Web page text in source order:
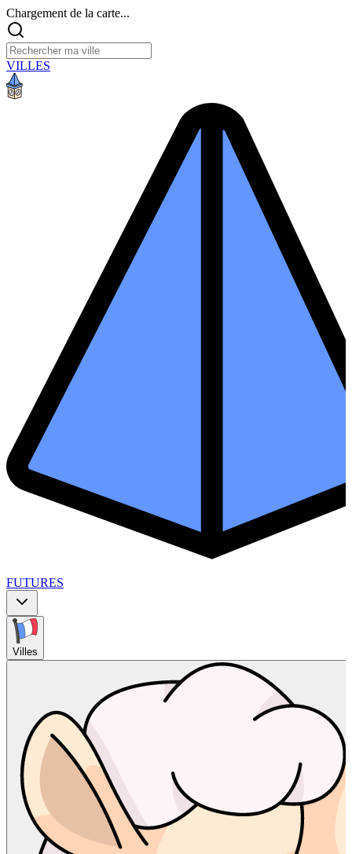
Chargement de la carte...
VILLES
FUTURES
Villes